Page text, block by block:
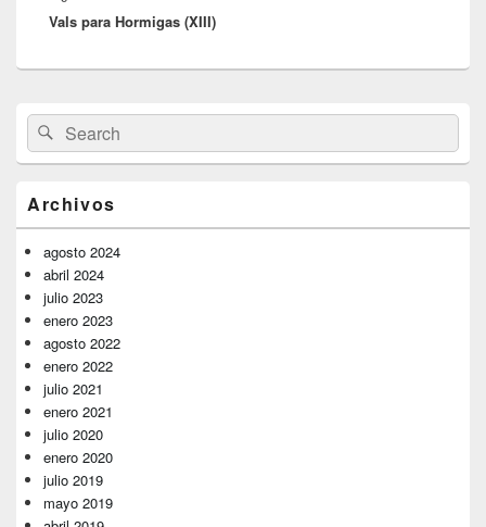
siguiente:
Vals para Hormigas (XIII)
área
de
widget
lateral
primaria
Buscar
por:
Buscar
Archivos
agosto 2024
abril 2024
julio 2023
enero 2023
agosto 2022
enero 2022
julio 2021
enero 2021
julio 2020
enero 2020
julio 2019
mayo 2019